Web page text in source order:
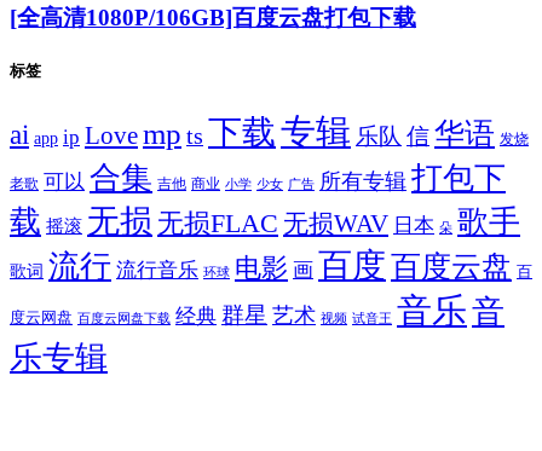
[全高清1080P/106GB]百度云盘打包下载
标签
ai app ip Lovemp ts 下载专辑 乐队 信华语 发烧
老歌 可以 合集 吉他 商业 小学 少女 广告 所有专辑 打包下
载 摇滚 无损 无损FLAC 无损WAV 日本 朵 歌手
歌词 流行 流行音乐 环球 电影 画 百度百度云盘 百
度云网盘 百度云网盘下载 经典 群星 艺术 视频 试音王 音乐音
乐专辑